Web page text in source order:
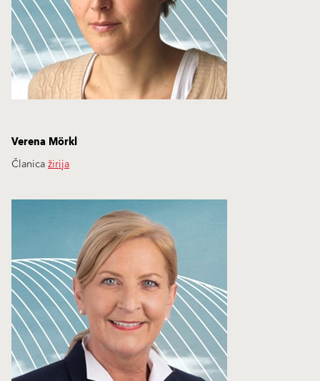
Verena Mörkl
Članicažirija